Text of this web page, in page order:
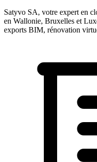
Satyvo SA, votre expert en
en Wallonie, Bruxelles et
exports BIM, rénovation